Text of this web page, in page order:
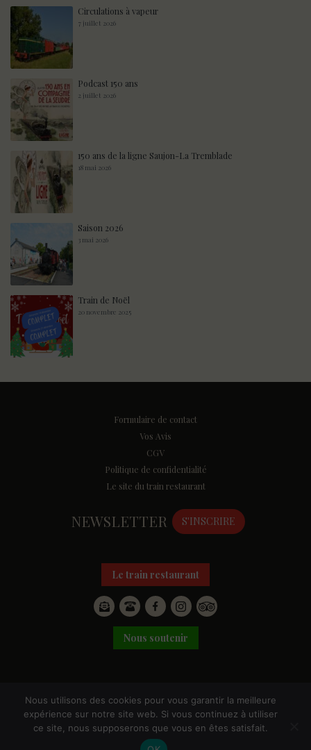
Circulations à vapeur
7 juillet 2026
Podcast 150 ans
2 juillet 2026
150 ans de la ligne Saujon-La Tremblade
18 mai 2026
Saison 2026
3 mai 2026
Train de Noël
20 novembre 2025
Formulaire de contact
Vos Avis
CGV
Politique de confidentialité
Le site du train restaurant
NEWSLETTER S'INSCRIRE
Le train restaurant
Nous soutenir
© Le Train des Mouettes 2026 - Une
conception
Artgrafik
-
Traduction Helen
Speake
Nous utilisons des cookies pour vous garantir la meilleure
expérience sur notre site web. Si vous continuez à utiliser
ce site, nous supposerons que vous en êtes satisfait.